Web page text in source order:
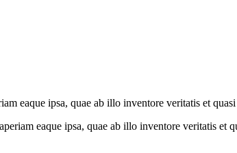
eaque ipsa, quae ab illo inventore veritatis et
eaque ipsa, quae ab illo inventore veritatis et